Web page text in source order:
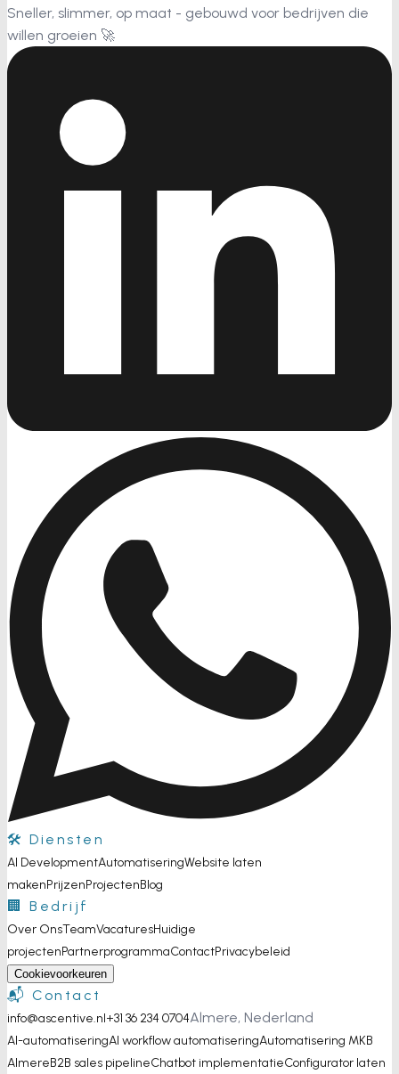
Sneller, slimmer, op maat - gebouwd voor bedrijven die
willen groeien 🚀
🛠️ Diensten
AI DevelopmentAutomatiseringWebsite laten
makenPrijzenProjectenBlog
🏢 Bedrijf
Over OnsTeamVacaturesHuidige
projectenPartnerprogrammaContactPrivacybeleid
Cookievoorkeuren
📬 Contact
info@ascentive.nl+31 36 234 0704Almere, Nederland
AI-automatiseringAI workflow automatiseringAutomatisering MKB
AlmereB2B sales pipelineChatbot implementatieConfigurator laten